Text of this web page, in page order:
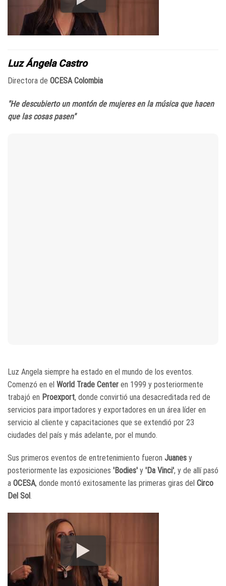
Luz Ángela Castro
Directora de OCESA Colombia
"He descubierto un montón de mujeres en la música que hacen
que las cosas pasen"
Luz Angela siempre ha estado en el mundo de los eventos.
Comenzó en el World Trade Center en 1999 y posteriormente
trabajó en Proexport, donde convirtió una desacreditada red de
servicios para importadores y exportadores en un área líder en
servicio al cliente y capacitaciones que se extendió por 23
ciudades del país y más adelante, por el mundo.
Sus primeros eventos de entretenimiento fueron Juanes y
posteriormente las exposiciones 'Bodies' y 'Da Vinci', y de allí pasó
a OCESA, donde montó exitosamente las primeras giras del Circo
Del Sol.